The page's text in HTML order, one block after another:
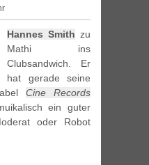
Hannes Smith zu
Mathi ins
Clubsandwich. Er
hat gerade seine
Cine Records
ein guter
oder Robot